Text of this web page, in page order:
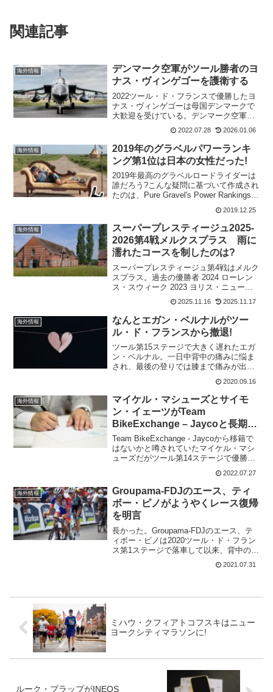
関連記事
海外情報
デンマーク空軍がツール勝者のヨ
ナス・ヴィンゲゴーを護衛する
2022ツール・ド・フランスで優勝したヨ
ナス・ヴィンゲゴーは母国デンマークで
大歓迎を受けている。デンマーク空軍
は、ヨナス・ヴィンゲゴーのプライベー
トジェットをコペンハーゲンまで護衛し
た。普通こんなことってあるでしょうか?
デンマーク空軍が護衛...
2022.07.28 2026.01.06
海外情報
2019年のグラベルパワーランキ
ング第1位は日本の女性だった!
2019年最高のグラベルロードライダーは
誰だろう?こんな疑問に基づいて作成され
たのは、Pure Gravel's Power Rankings。
米国の15の異なる砂利レースでの結果に
基づいてライダーをスコアリングするラ
ンキングシステムだ。な...
2019.12.25
海外情報
スーパープレスティージュ2025-
2026第4戦メルクスプラス 雨に
濡れたコースを制したのは?
スーパープレスティージュ第4戦はメルク
スプラス。過去の優勝者 2024 ローレン
ス・スウィーク 2023 ヨリス・ニューウ
ェンフイス 2022 ローレンス・スウィー
ク 2021 エリ・イーゼルビット 2020 マイ
ケル・ファントーレンハウト...
2025.11.16 2025.11.17
海外情報
なんとエガン・ベルナルがツー
ル・ド・フランスから撤退!
ツール第15ステージで大きく遅れたエガ
ン・ベルナル。一日中背中の痛みに悩ま
され、最後の登りでは膝まで痛みが出て
あ～、と思っていたらやっぱり第17ステ
ージを走ることなくリタイヤとなってし
まった。回復に専念E...
2020.09.16
海外情報
マイケル・マシューズとサイモ
ン・イェーツがTeam
BikeExchange – Jaycoと長期契
約更新
Team BikeExchange - Jaycoから移籍で
はないかと噂されていたマイケル・マシ
ューズだがツール第14ステージで優勝。
その活躍もあってか、ツール期間中に契
約更新の嬉しいニューズが届いている。
そして、サイモン・イェーツも無事に...
2022.07.27
海外情報
Groupama-FDJのエース、ティ
ボー・ピノがようやくレース復帰
を明言
長かった。Groupama-FDJのエース、テ
ィボー・ピノは2020ツール・ド・フラン
ス第1ステージで落車して以来、背中の腰
の痛みで中々調子が戻らなかった。つい
に、2021ジロ・デ・イタリアも欠場。ツ
2021.07.31
ミハウ・クフィアトコフスキはニュー
ヨークシティマラソンに!
ルーク・プラップがINEOS